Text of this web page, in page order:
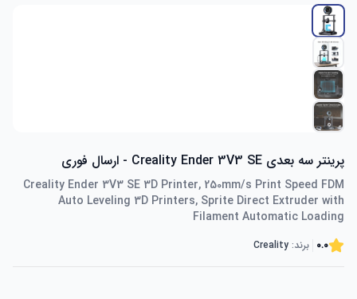
پرینتر سه بعدی Creality Ender 3V3 SE - ارسال فوری
Creality Ender 3V3 SE 3D Printer, 250mm/s Print Speed FDM
Auto Leveling 3D Printers, Sprite Direct Extruder with
Filament Automatic Loading
0.0 برند: Creality